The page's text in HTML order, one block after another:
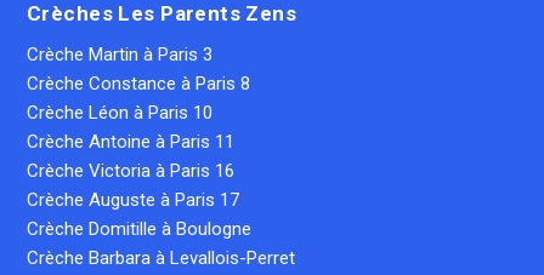
Crèches Les Parents Zens
Crèche Martin à Paris 3
Crèche Constance à Paris 8
Crèche Léon à Paris 10
Crèche Antoine à Paris 11
Crèche Victoria à Paris 16
Crèche Auguste à Paris 17
Crèche Domitille à Boulogne
Crèche Barbara à Levallois-Perret